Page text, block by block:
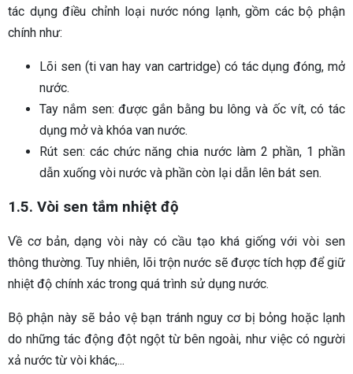
tác dụng điều chỉnh loại nước nóng lạnh, gồm các bộ phận
chính như:
Lõi sen (ti van hay van cartridge) có tác dụng đóng, mở
nước.
Tay nắm sen: được gắn bằng bu lông và ốc vít, có tác
dụng mở và khóa van nước.
Rút sen: các chức năng chia nước làm 2 phần, 1 phần
dẫn xuống vòi nước và phần còn lại dẫn lên bát sen.
1.5. Vòi sen tắm nhiệt độ
Về cơ bản, dạng vòi này có cầu tạo khá giống với vòi sen
thông thường. Tuy nhiên, lõi trộn nước sẽ được tích hợp để giữ
nhiệt độ chính xác trong quá trình sử dụng nước.
Bộ phận này sẽ bảo vệ bạn tránh nguy cơ bị bỏng hoặc lạnh
do những tác động đột ngột từ bên ngoài, như việc có người
xả nước từ vòi khác,...